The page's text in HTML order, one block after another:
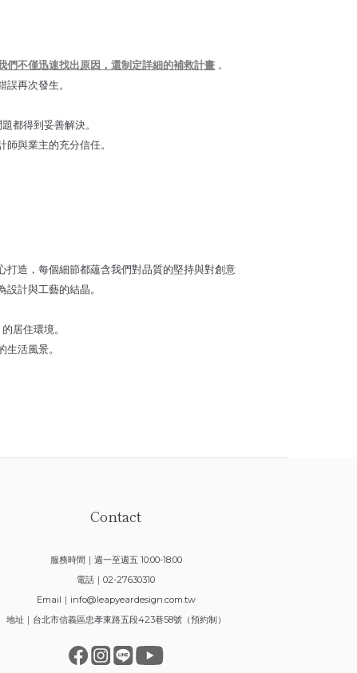
們不僅迅速找出原因，還制定詳細的補救計畫 ，
再次發生。
都得到妥善解決。
師與業主的充分信任。
打造，每個細節都蘊含我們對品質的堅持與對創意
計與工藝的結晶。
居住環境。
活風景。
Contact
服務時間｜週一至週五 10:00-18:00
電話｜02-27630310
Email｜ info@leapyeardesign.com.tw
地址｜台北市信義區忠孝東路五段423巷58號（預約制）